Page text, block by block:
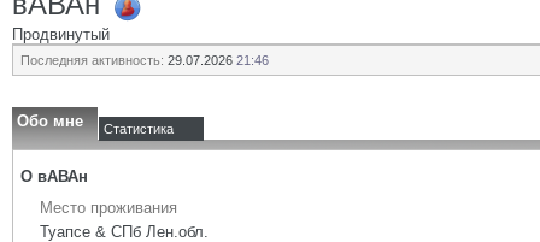
Продвинутый
Последняя активность: 29.07.2026 21:46
Обо мне Статистика
О вАВАн
Место проживания
Туапсе & СПб Лен.обл.